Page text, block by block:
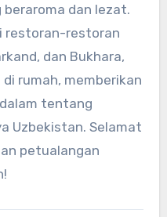
beraroma dan lezat.
restoran-restoran
dan Bukhara,
rumah, memberikan
tentang
Uzbekistan. Selamat
petualangan